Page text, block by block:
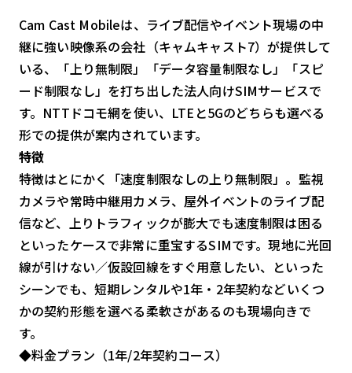
Cam Cast Mobileは、ライブ配信やイベント現場の中
継に強い映像系の会社（キャムキャスト7）が提供して
いる、「上り無制限」「データ容量制限なし」「スピ
ード制限なし」を打ち出した法人向けSIMサービスで
す。NTTドコモ網を使い、LTEと5Gのどちらも選べる
形での提供が案内されています。
特徴
特徴はとにかく「速度制限なしの上り無制限」。監視
カメラや常時中継用カメラ、屋外イベントのライブ配
信など、上りトラフィックが膨大でも速度制限は困る
といったケースで非常に重宝するSIMです。現地に光回
線が引けない／仮設回線をすぐ用意したい、といった
シーンでも、短期レンタルや1年・2年契約などいくつ
かの契約形態を選べる柔軟さがあるのも現場向きで
す。
◆料金プラン（1年/2年契約コース）